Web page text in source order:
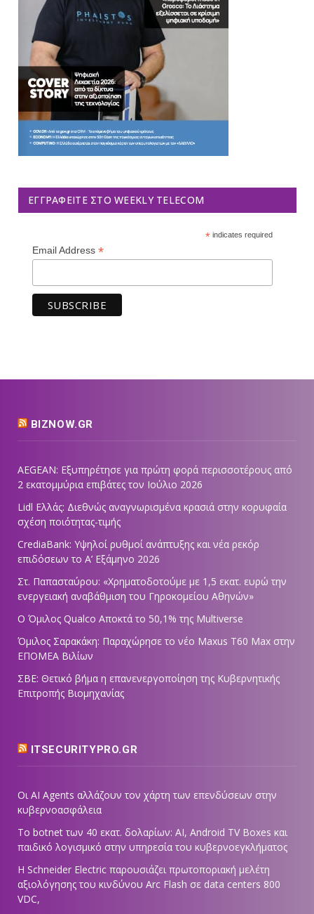
ΕΓΓΡΑΦΕΊΤΕ ΣΤΟ WEEKLY TELECOM
*indicates required
Email Address *
BIZNOW.GR
AEGEAN: Εξυπηρέτησε για πρώτη φορά περισσοτέρους από
2 εκατομμύρια επιβάτες τον Ιούλιο 2026
Lidl Ελλάς: Διεθνώς αναγνωρισμένα κρασιά στην κορυφαία
σχέση ποιότητας-τιμής
CrediaBank: Υψηλοί ρυθμοί ανάπτυξης και νέα ρεκόρ
επιδόσεων το Α’ Εξάμηνο 2026
Στ. Παπασταύρου: «Χρηματοδοτούμε με 1,5 εκατ. ευρώ την
ενεργειακή αναβάθμιση του Γηροκομείου Αθηνών»
Ο Όμιλος Qualco Αποκτά το 50,1% της Multiverse
Όμιλος Σαρακάκη: Παραχώρησε το νέο Maxus T60 Max στην
ΕΠΟΜΕΑ Βιλίων
ΣΒΕ: Θετικό βήμα η επανενεργοποίηση της Κυβερνητικής
Επιτροπής Βιομηχανίας
ITSECURITYPRO.GR
Οι AI Agents αλλάζουν τον χάρτη των επενδύσεων στην
κυβερνοασφάλεια
Το botnet των 40 εκατ. δολαρίων: AI, Android TV Boxes και
παιδικό λογισμικό στην υπηρεσία του κυβερνοεγκλήματος
Η Schneider Electric παρουσιάζει πρωτοποριακή μελέτη
αξιολόγησης του κινδύνου Arc Flash σε data centers 800
VDC,